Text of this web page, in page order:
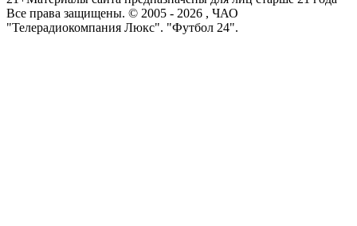
Все права защищены. © 2005 - 2026 , ЧАО
"Телерадиокомпания Люкс". "Футбол 24".